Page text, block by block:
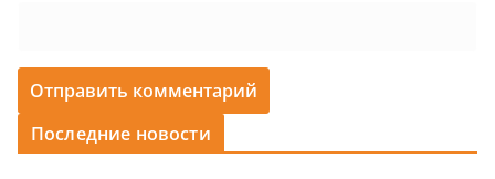
Последние новости